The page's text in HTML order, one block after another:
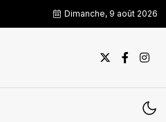
Dimanche, 9 août 2026